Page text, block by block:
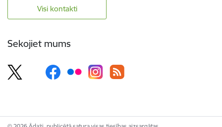
Visi kontakti
Sekojiet mums